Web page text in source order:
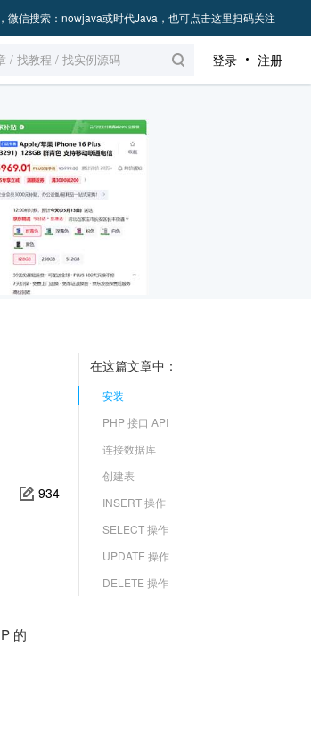
微信搜索：nowjava或时代Java，也可点击这里扫码关注
登录 注册
934
在这篇文章中：
安装
PHP 接口 API
连接数据库
创建表
INSERT 操作
SELECT 操作
UPDATE 操作
DELETE 操作
的